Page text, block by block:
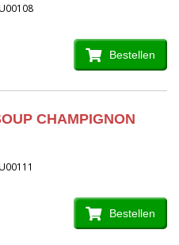
Bestellen
CHAMPIGNON
Bestellen